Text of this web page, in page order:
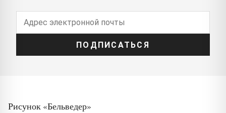
ПОДПИСАТЬСЯ
Рисунок «Бельведер»